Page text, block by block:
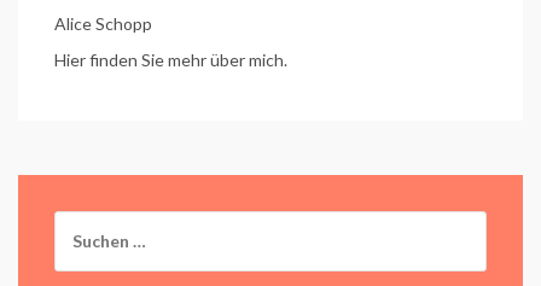
Alice Schopp
Hier finden Sie mehr über mich.
nach: